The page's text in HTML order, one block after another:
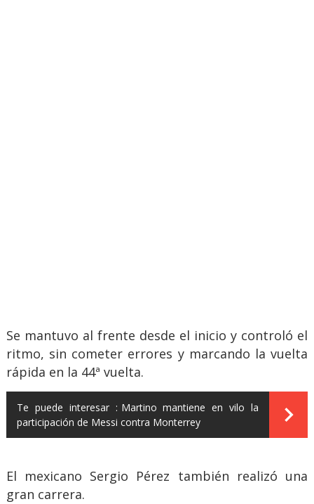
Se mantuvo al frente desde el inicio y controló el
ritmo, sin cometer errores y marcando la vuelta
rápida en la 44ª vuelta.
Te puede interesar : Martino mantiene en vilo la
participación de Messi contra Monterrey
El mexicano Sergio Pérez también realizó una
gran carrera.